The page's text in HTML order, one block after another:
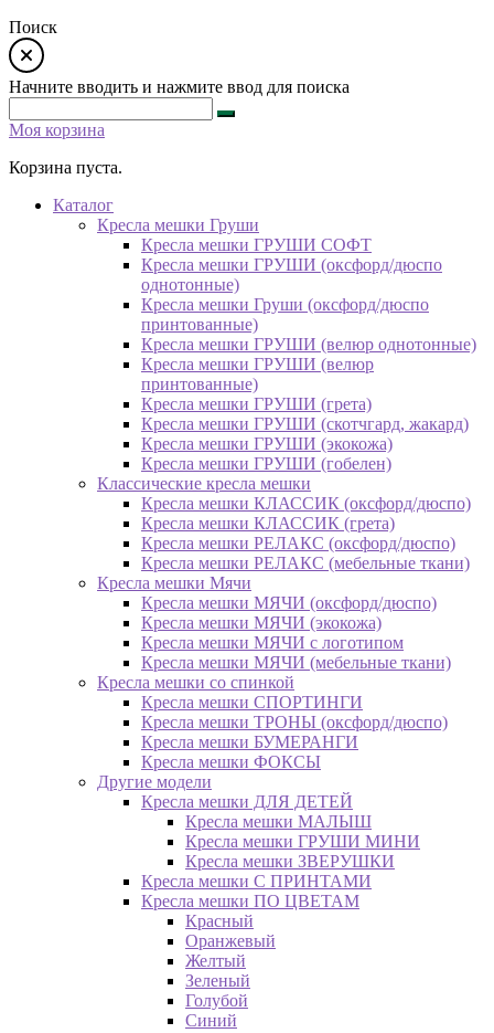
Поиск
Начните вводить и нажмите ввод для поиска
Моя корзина
Корзина пуста.
Каталог
Кресла мешки Груши
Кресла мешки ГРУШИ СОФТ
Кресла мешки ГРУШИ (оксфорд/дюспо
однотонные)
Кресла мешки Груши (оксфорд/дюспо
принтованные)
Кресла мешки ГРУШИ (велюр однотонные)
Кресла мешки ГРУШИ (велюр
принтованные)
Кресла мешки ГРУШИ (грета)
Кресла мешки ГРУШИ (скотчгард, жакард)
Кресла мешки ГРУШИ (экокожа)
Кресла мешки ГРУШИ (гобелен)
Классические кресла мешки
Кресла мешки КЛАССИК (оксфорд/дюспо)
Кресла мешки КЛАССИК (грета)
Креслa мешки РЕЛАКС (оксфорд/дюспо)
Креслa мешки РЕЛАКС (мебельные ткани)
Кресла мешки Мячи
Кресла мешки МЯЧИ (оксфорд/дюспо)
Кресла мешки МЯЧИ (экокожа)
Кресла мешки МЯЧИ с логотипом
Кресла мешки МЯЧИ (мебельные ткани)
Кресла мешки со спинкой
Кресла мешки СПОРТИНГИ
Кресла мешки ТРОНЫ (оксфорд/дюспо)
Кресла мешки БУМЕРАНГИ
Кресла мешки ФОКСЫ
Другие модели
Кресла мешки ДЛЯ ДЕТЕЙ
Кресла мешки МАЛЫШ
Кресла мешки ГРУШИ МИНИ
Кресла мешки ЗВЕРУШКИ
Кресла мешки С ПРИНТАМИ
Кресла мешки ПО ЦВЕТАМ
Красный
Оранжевый
Желтый
Зеленый
Голубой
Синий